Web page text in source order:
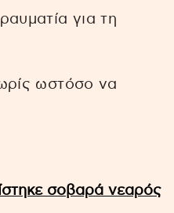
για τη
ωστόσο να
σοβαρά νεαρός